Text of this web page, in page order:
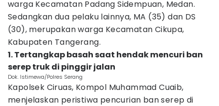
warga Kecamatan Padang Sidempuan, Medan.
Sedangkan dua pelaku lainnya, MA (35) dan DS
(30), merupakan warga Kecamatan Cikupa,
Kabupaten Tangerang.
1. Tertangkap basah saat hendak mencuri ban
serep truk di pinggir jalan
Dok. Istimewa/Polres Serang
Kapolsek Ciruas, Kompol Muhammad Cuaib,
menjelaskan peristiwa pencurian ban serep di